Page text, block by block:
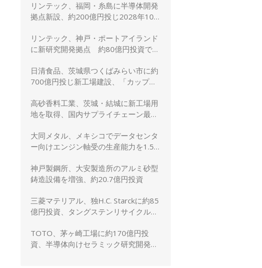
リンテック、福岡・糸島に半導体開発
拠点新設、約200億円投じ2028年10
リンテック、神戸・ポートアイランド
に新研究開発拠点 約80億円投資で新
日清食品、茨城県つくばみらい市に約
700億円投じ新工場建設、「カップヌ
高砂香料工業、茨城・結城に新工場用
地を取得、国内サプライチェーン最適
大同メタル、メキシコでデータセンタ
ー向けエンジン軸受の生産能力を1.5
神戸製鋼所、大安製造所のアルミ砂型
鋳造設備を増強、約20.7億円投資
三菱マテリアル、独H.C. Starckに約85
億円投資、タングステンリサイクル能
TOTO、茅ヶ崎工場に約170億円投
資、半導体向けセラミック研究開発棟